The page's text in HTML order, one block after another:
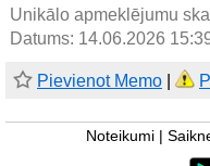
Unikālo apmeklējumu
Datums: 14.06.2026
Pievienot Memo
Noteikumi